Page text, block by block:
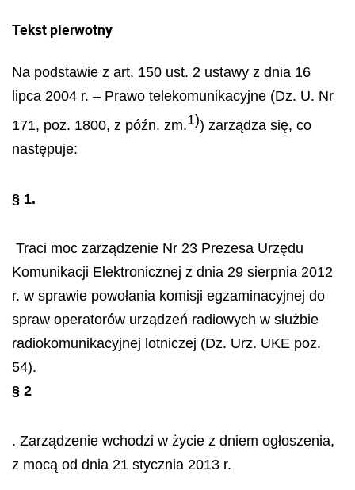
Tekst pierwotny
Na podstawie z art. 150 ust. 2 ustawy z dnia 16
lipca 2004 r. – Prawo telekomunikacyjne (Dz. U. Nr
171, poz. 1800, z późn. zm.1)) zarządza się, co
następuje:
§ 1.
Traci moc zarządzenie Nr 23 Prezesa Urzędu
Komunikacji Elektronicznej z dnia 29 sierpnia 2012
r. w sprawie powołania komisji egzaminacyjnej do
spraw operatorów urządzeń radiowych w służbie
radiokomunikacyjnej lotniczej (Dz. Urz. UKE poz.
54).
§ 2
. Zarządzenie wchodzi w życie z dniem ogłoszenia,
z mocą od dnia 21 stycznia 2013 r.